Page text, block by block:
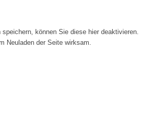
können Sie diese hier deaktivieren.
Neuladen der Seite wirksam.